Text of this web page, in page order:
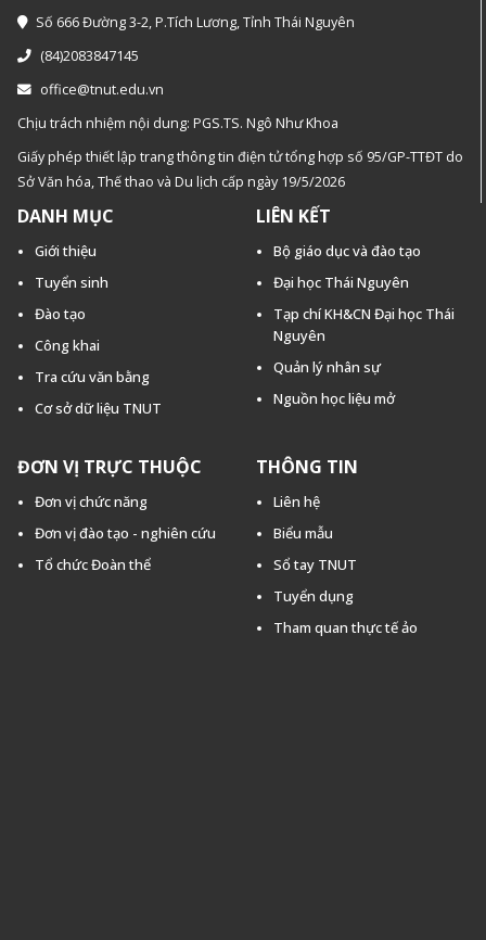
Số 666 Đường 3-2, P.Tích Lương, Tỉnh Thái Nguyên
(84)2083847145
office@tnut.edu.vn
Chịu trách nhiệm nội dung: PGS.TS. Ngô Như Khoa
Giấy phép thiết lập trang thông tin điện tử tổng hợp số 95/GP-TTĐT do
Sở Văn hóa, Thế thao và Du lịch cấp ngày 19/5/2026
DANH MỤC
Giới thiệu
Tuyển sinh
Đào tạo
Công khai
Tra cứu văn bằng
Cơ sở dữ liệu TNUT
LIÊN KẾT
Bộ giáo dục và đào tạo
Đại học Thái Nguyên
Tạp chí KH&CN Đại học Thái
Nguyên
Quản lý nhân sự
Nguồn học liệu mở
ĐƠN VỊ TRỰC THUỘC
Đơn vị chức năng
Đơn vị đào tạo - nghiên cứu
Tổ chức Đoàn thể
THÔNG TIN
Liên hệ
Biểu mẫu
Sổ tay TNUT
Tuyển dụng
Tham quan thực tế ảo